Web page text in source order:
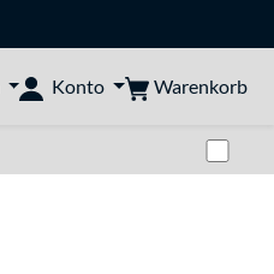
Konto Warenkorb